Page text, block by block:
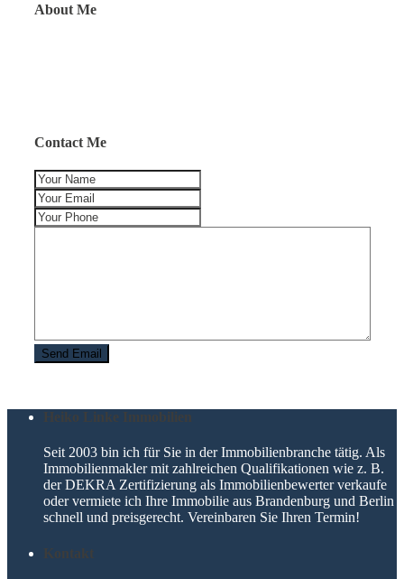
About Me
Contact Me
Heiko Linke Immobilien
Seit 2003 bin ich für Sie in der Immobilienbranche tätig. Als
Immobilienmakler mit zahlreichen Qualifikationen wie z. B.
der DEKRA Zertifizierung als Immobilienbewerter verkaufe
oder vermiete ich Ihre Immobilie aus Brandenburg und Berlin
schnell und preisgerecht. Vereinbaren Sie Ihren Termin!
Kontakt